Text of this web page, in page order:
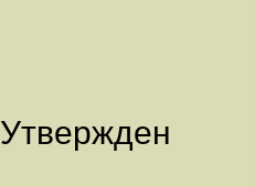
Утвержден